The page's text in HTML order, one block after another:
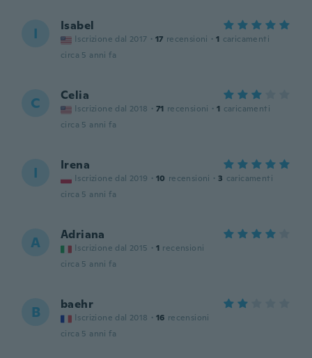
I Isabel
Iscrizione dal 2017 · 17 recensioni · 1 caricamenti
circa 5 anni fa
C Celia
Iscrizione dal 2018 · 71 recensioni · 1 caricamenti
circa 5 anni fa
I Irena
Iscrizione dal 2019 · 10 recensioni · 3 caricamenti
circa 5 anni fa
A Adriana
Iscrizione dal 2015 · 1 recensioni
circa 5 anni fa
B baehr
Iscrizione dal 2018 · 16 recensioni
circa 5 anni fa